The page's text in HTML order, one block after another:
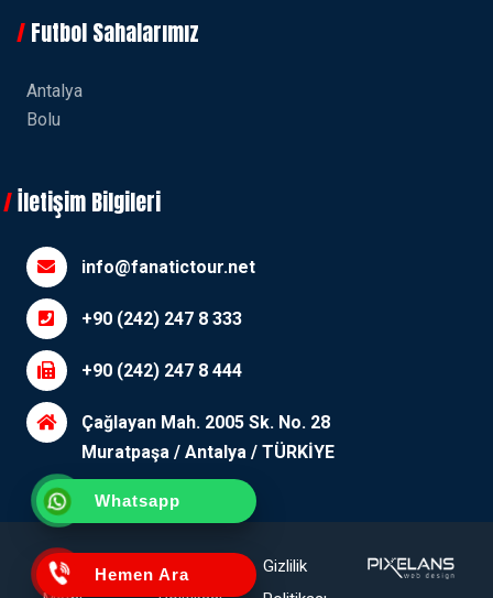
Whatsapp
Hemen Ara
Futbol Sahalarımız
Antalya
Bolu
İletişim Bilgileri
info@fanatictour.net
+90 (242) 247 8 333
+90 (242) 247 8 444
Çağlayan Mah. 2005 Sk. No. 28
Muratpaşa / Antalya / TÜRKİYE
Aydınlatma
Çerez
Gizlilik